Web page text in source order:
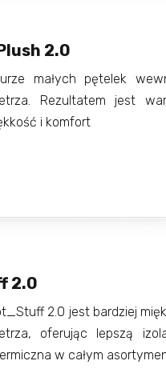
2.0
małych pętelek
Rezultatem jest
i komfort
2.0
2.0 jest bardziej
oferując lepszą
w całym